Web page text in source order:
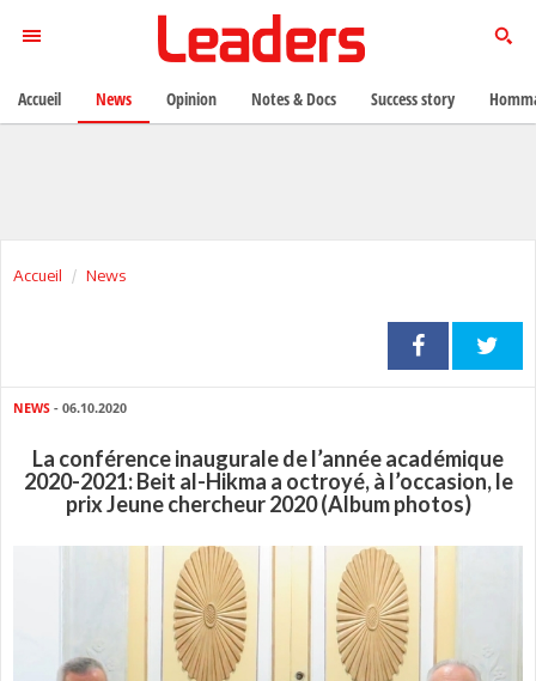
Accueil News
NEWS - 06.10.2020
La conférence inaugurale de l’année académique
2020-2021: Beit al-Hikma a octroyé, à l’occasion, le
prix Jeune chercheur 2020 (Album photos)
Accueil News Opinion Notes & Docs Success story